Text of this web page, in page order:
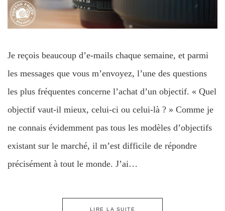
Je reçois beaucoup d’e-mails chaque semaine, et parmi
les messages que vous m’envoyez, l’une des questions
les plus fréquentes concerne l’achat d’un objectif. « Quel
objectif vaut-il mieux, celui-ci ou celui-là ? » Comme je
ne connais évidemment pas tous les modèles d’objectifs
existant sur le marché, il m’est difficile de répondre
précisément à tout le monde. J’ai…
LIRE LA SUITE